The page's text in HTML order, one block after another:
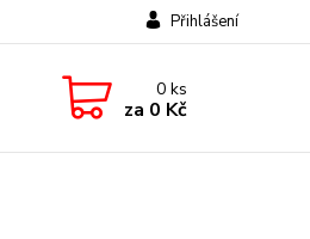
Přihlášení
0ks
za 0 Kč